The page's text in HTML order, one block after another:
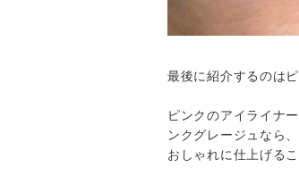
最後に紹介するのは
ピンクのアイライナ
ンクグレージュなら
おしゃれに仕上げる